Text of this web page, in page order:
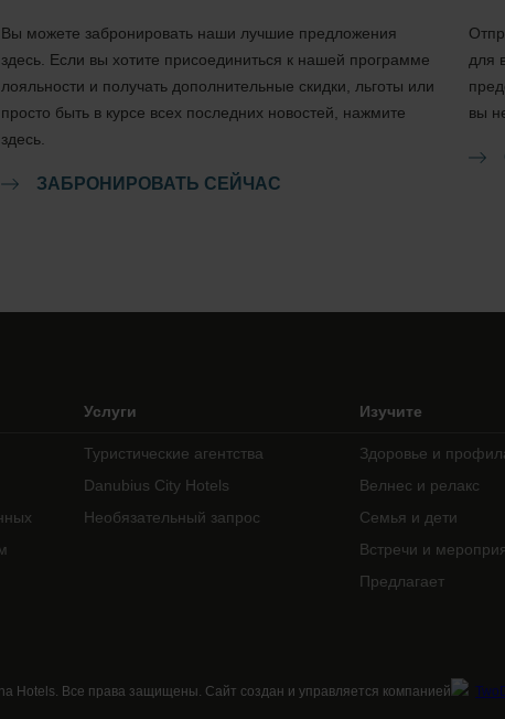
Вы можете забронировать наши лучшие предложения
здесь. Если вы хотите присоединиться к нашей программе
лояльности и получать дополнительные скидки, льготы или
просто быть в курсе всех последних новостей, нажмите
здесь.
ЗАБРОНИРОВАТЬ СЕЙЧАС
для
вы
Услуги
Туристические агентства
Danubius City Hotels
Необязательный запрос
Изучите
Здоровье и
Велнес и релакс
Семья и дети
Встречи и
Предлагает
Hotels. Все права защищены. Сайт создан и управляется компанией